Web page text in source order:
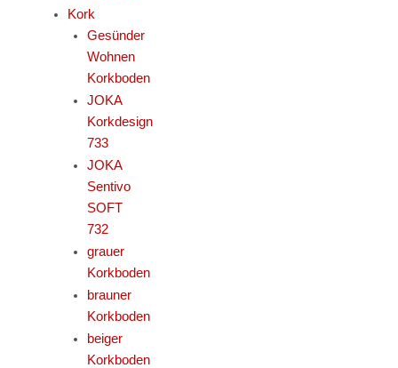
Kork
Gesünder
Wohnen
Korkboden
JOKA
Korkdesign
733
JOKA
Sentivo
SOFT
732
grauer
Korkboden
brauner
Korkboden
beiger
Korkboden